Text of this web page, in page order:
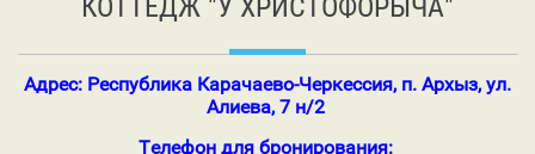
КОТТЕДЖ "У ХРИСТОФОРЫЧА"
Адрес: Республика Карачаево-Черкессия, п. Архыз, ул.
Алиева, 7 н/2
Телефон для бронирования: